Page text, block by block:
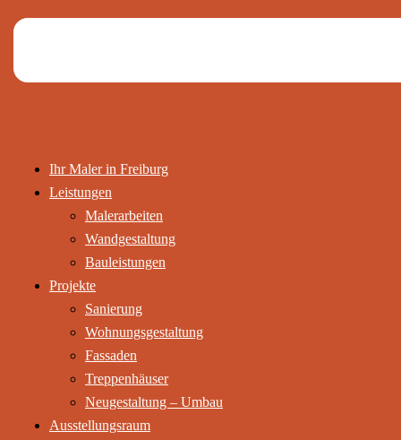
Ihr Maler in Freiburg
Leistungen
Malerarbeiten
Wandgestaltung
Bauleistungen
Projekte
Sanierung
Wohnungsgestaltung
Fassaden
Treppenhäuser
Neugestaltung – Umbau
Ausstellungsraum